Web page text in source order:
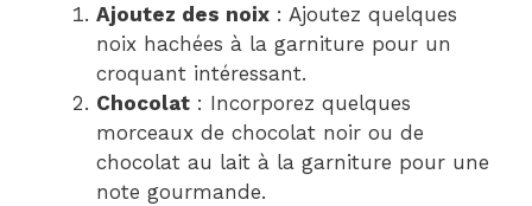
Ajoutez des noix : Ajoutez quelques
noix hachées à la garniture pour un
croquant intéressant.
Chocolat : Incorporez quelques
morceaux de chocolat noir ou de
chocolat au lait à la garniture pour une
note gourmande.